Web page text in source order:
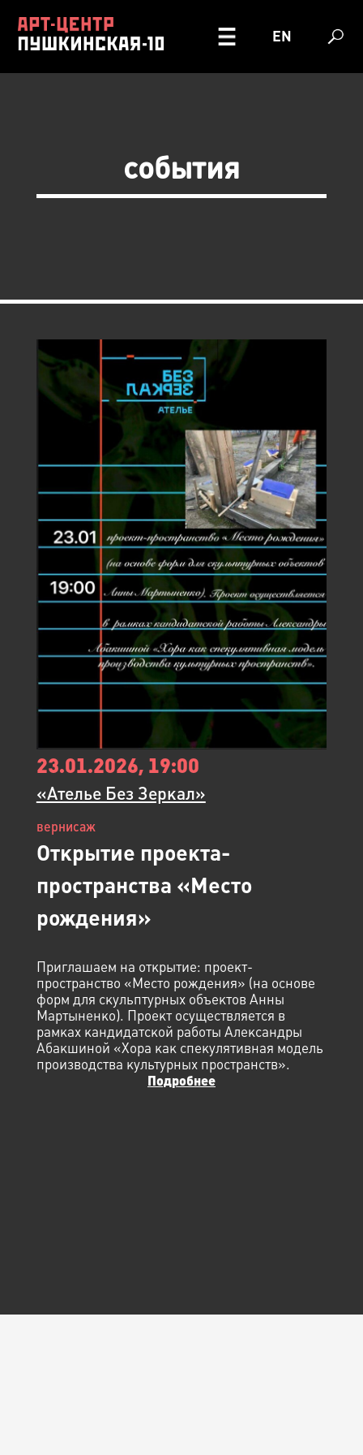
EN
события
23.01.2026, 19:00
«Ателье Без Зеркал»
вернисаж
Открытие проекта-
пространства «Место
рождения»
Приглашаем на открытие: проект-
пространство «Место рождения» (на основе
форм для скульптурных объектов Анны
Мартыненко). Проект осуществляется в
рамках кандидатской работы Александры
Абакшиной «Хора как спекулятивная модель
производства культурных пространств».
Подробнее